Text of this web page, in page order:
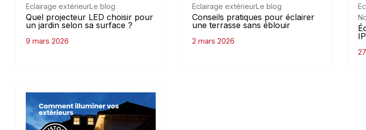
Eclairage extérieurLe blog
Quel projecteur LED choisir pour
un jardin selon sa surface ?
9 mars 2026
Eclairage extérieurLe blog
Conseils pratiques pour éclairer
une terrasse sans éblouir
2 mars 2026